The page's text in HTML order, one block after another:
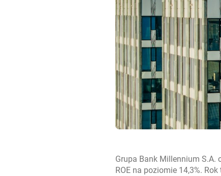
Grupa Bank Millennium S.A.
ROE na poziomie 14,3%.